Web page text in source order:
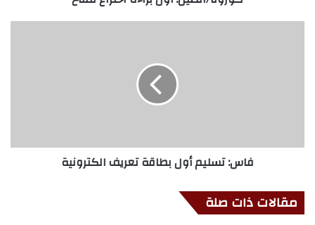
فاس: تسليم أول بطاقة تعريف الكترونية
مقالات ذات صلة